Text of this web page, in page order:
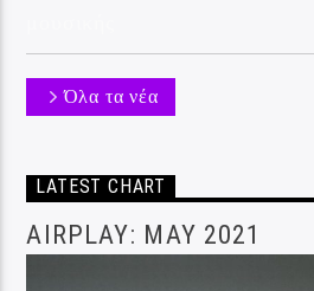
Όλα τα νέα
LATEST CHART
AIRPLAY: MAY 2021